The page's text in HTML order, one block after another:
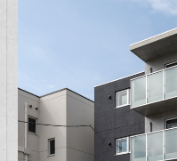
江別市